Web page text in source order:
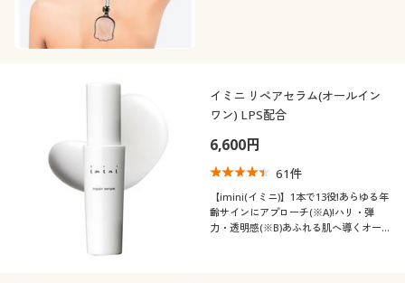
イミニ リペアセラム(オールイン
ワン) LPS配合
6,600円
61件
【imini(イミニ)】1本で13役!あらゆる年
齢サインにアプローチ(※A)!ハリ・弾
力・透明感(※B)あふれる肌へ導くオー